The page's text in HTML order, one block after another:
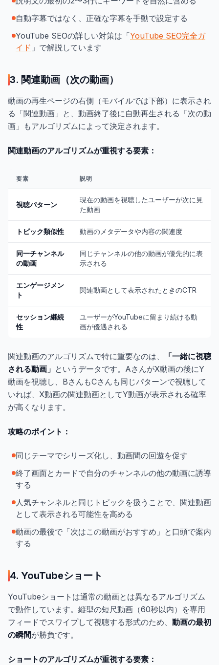
自動字幕ではなく、正確な字幕を手動で設定する
YouTube SEOの詳しい対策は「YouTube SEO完全ガ
イド 」で解説しています
3. 関連動画（次の動画）
動画の再生ページの右側（モバイルでは下部）に表示され
る「関連動画」と、動画終了後に自動再生される「次の動
画」もアルゴリズムによって決定されます。
関連動画のアルゴリズムが重視する要素：
要素 説明
視聴パターン
現在の動画を視聴したユーザーが次に見
た動画
トピック類似性 動画のメタデータや内容の関連度
同一チャンネル
の動画
同じチャンネルの他の動画が優先的に表
示される
エンゲージメン
ト
関連動画として表示されたときのCTR
セッション継続
性
ユーザーがYouTubeに留まり続ける動
画が優遇される
関連動画のアルゴリズムで特に重要なのは、
「一緒に視聴
される動画」 というデータです。AさんがX動画の後にY
動画を視聴し、BさんもCさんも同じパターンで視聴して
いれば、X動画の関連動画としてY動画が表示される確率
が高くなります。
攻略のポイント：
同じテーマでシリーズ化し、動画間の回遊を促す
終了画面とカードで自分のチャンネルの他の動画に誘導
する
人気チャンネルと同じトピックを扱うことで、関連動画
として表示される可能性を高める
動画の最後で「次はこの動画がおすすめ」と口頭で案内
する
4. YouTubeショート
YouTubeショートは通常の動画とは異なるアルゴリズム
で動作しています。縦型の短尺動画（60秒以内）を専用
フィードでスワイプして視聴する形式のため、 動画の最初
の瞬間が勝負です。
ショートのアルゴリズムが重視する要素：